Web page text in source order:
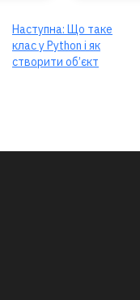
Наступна: Що таке
клас у Python і як
створити об’єкт